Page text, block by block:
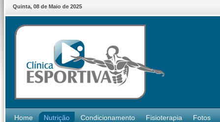
Quinta, 08de Maiode 2025
Home Nutrição Condicionamento Fisioterapia Fotos